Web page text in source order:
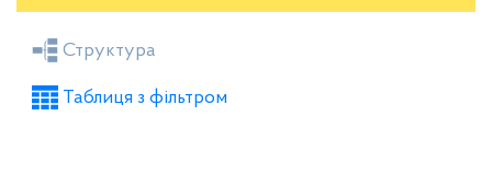
Засідання районної ради
Проекти рішень районної ради
Структура
Таблиця з фільтром